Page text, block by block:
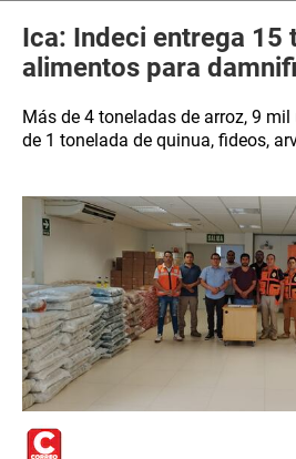
Ica: Indeci entrega 15
alimentos para
Más de 4 toneladas de arroz, 9
de 1 tonelada de quinua, fideos,